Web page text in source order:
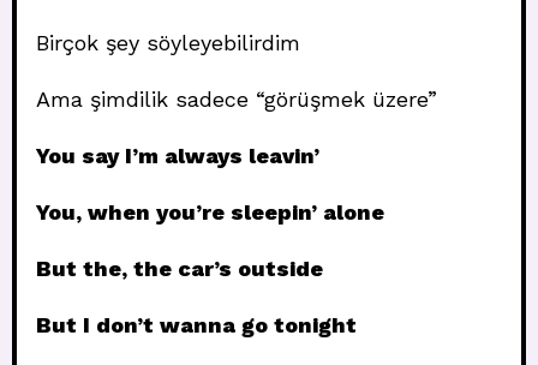
Birçok şey söyleyebilirdim
Ama şimdilik sadece “görüşmek üzere”
You say I’m always leavin’
You, when you’re sleepin’ alone
But the, the car’s outside
But I don’t wanna go tonight